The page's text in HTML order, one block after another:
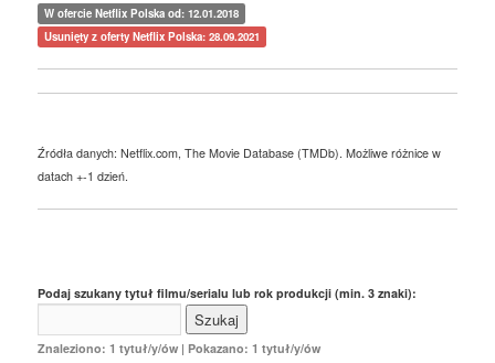
W ofercie Netflix Polska od: 12.01.2018
Usunięty z oferty Netflix Polska: 28.09.2021
Źródła danych: Netflix.com, The Movie Database (TMDb). Możliwe różnice w
datach +-1 dzień.
Podaj szukany tytuł filmu/serialu lub rok produkcji (min. 3 znaki):
Znaleziono: 1 tytuł/y/ów | Pokazano: 1 tytuł/y/ów